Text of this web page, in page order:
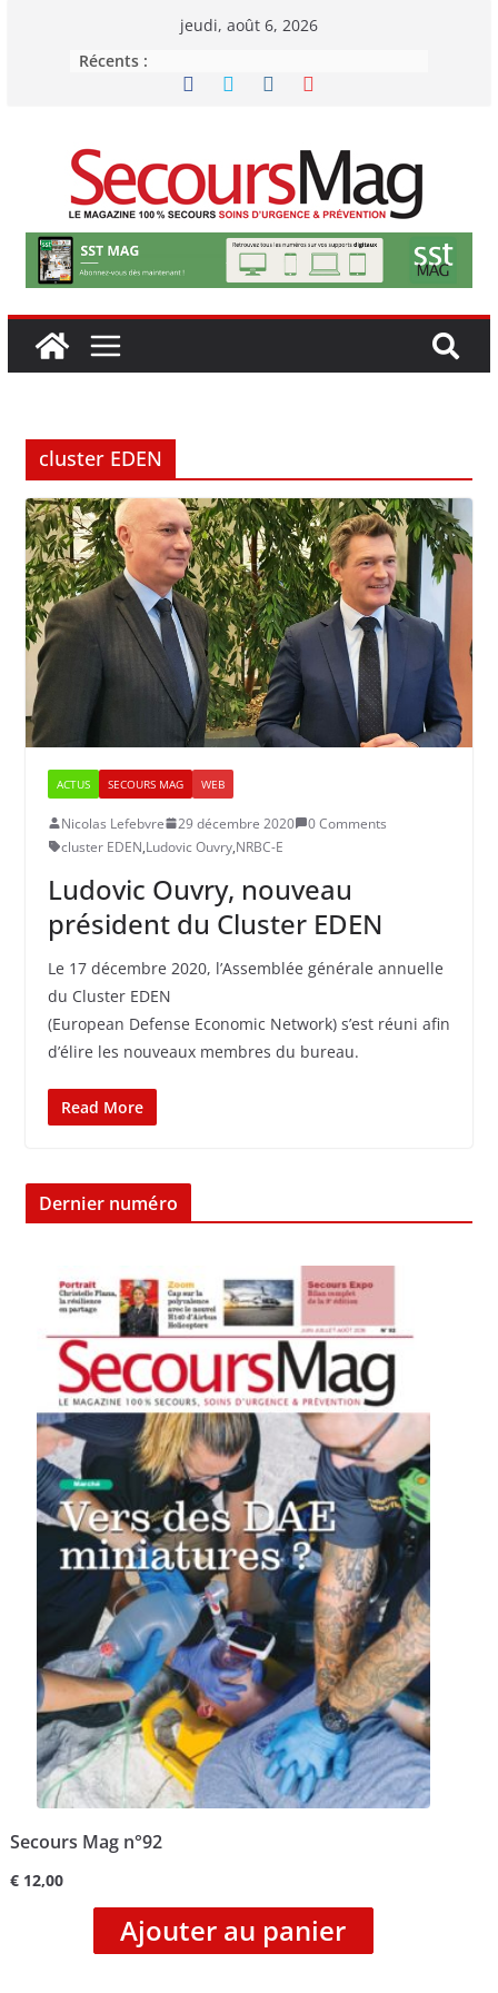
jeudi, août 6, 2026
Récents :
cluster EDEN
ACTUS SECOURS MAG WEB
Nicolas Lefebvre 29 décembre 2020
0 Comments
cluster EDEN,Ludovic Ouvry,NRBC-E
Ludovic Ouvry, nouveau
président du Cluster EDEN
Le 17 décembre 2020, l’Assemblée générale annuelle
du Cluster EDEN
(European Defense Economic Network) s’est réuni afin
d’élire les nouveaux membres du bureau.
Read More
Dernier numéro
Secours Mag n°92
€12,00
Ajouter au panier